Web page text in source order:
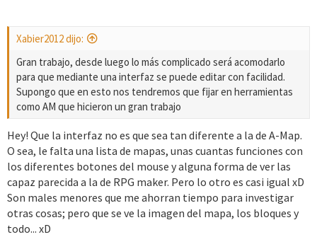
Xabier2012 dijo:
Gran trabajo, desde luego lo más complicado será acomodarlo
para que mediante una interfaz se puede editar con facilidad.
Supongo que en esto nos tendremos que fijar en herramientas
como AM que hicieron un gran trabajo
Hey! Que la interfaz no es que sea tan diferente a la de A-Map.
O sea, le falta una lista de mapas, unas cuantas funciones con
los diferentes botones del mouse y alguna forma de ver las
capaz parecida a la de RPG maker. Pero lo otro es casi igual xD
Son males menores que me ahorran tiempo para investigar
otras cosas; pero que se ve la imagen del mapa, los bloques y
todo... xD